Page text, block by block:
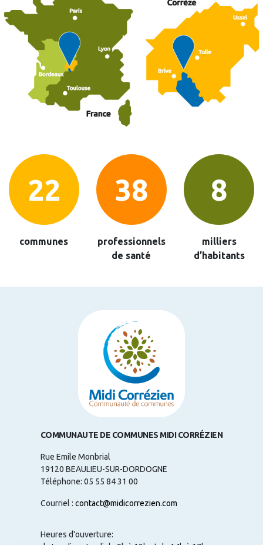
26
communes
45
professionnels
de santé
10
milliers
d’habitants
COMMUNAUTE DE COMMUNES MIDI CORRÉZIEN
Rue Emile Monbrial
19120 BEAULIEU-SUR-DORDOGNE
Téléphone: 05 55 84 31 00
Courriel : contact@midicorrezien.com
Heures d'ouverture: